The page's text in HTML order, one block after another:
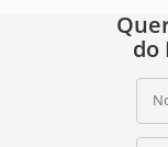
do